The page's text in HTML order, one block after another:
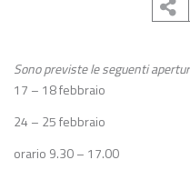
Sono previste le seguenti
17 – 18 febbraio
24 – 25 febbraio
orario 9.30 – 17.00